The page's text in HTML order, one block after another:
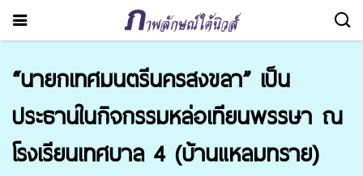
“นายกเทศมนตรีนครสงขลา” เป็น
ประธานในกิจกรรมหล่อเทียนพรรษา ณ
โรงเรียนเทศบาล 4 (บ้านแหลมทราย)